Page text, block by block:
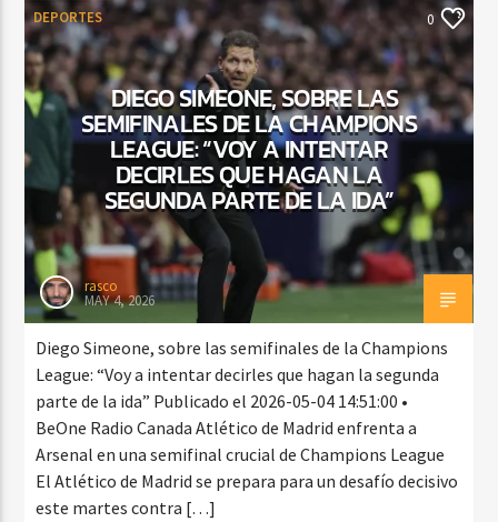
DEPORTES 0
DIEGO SIMEONE, SOBRE LAS
SEMIFINALES DE LA CHAMPIONS
LEAGUE: “VOY A INTENTAR
DECIRLES QUE HAGAN LA
SEGUNDA PARTE DE LA IDA”
rasco
MAY 4, 2026
Diego Simeone, sobre las semifinales de la Champions
League: “Voy a intentar decirles que hagan la segunda
parte de la ida” Publicado el 2026-05-04 14:51:00 •
BeOne Radio Canada Atlético de Madrid enfrenta a
Arsenal en una semifinal crucial de Champions League
El Atlético de Madrid se prepara para un desafío decisivo
este martes contra […]